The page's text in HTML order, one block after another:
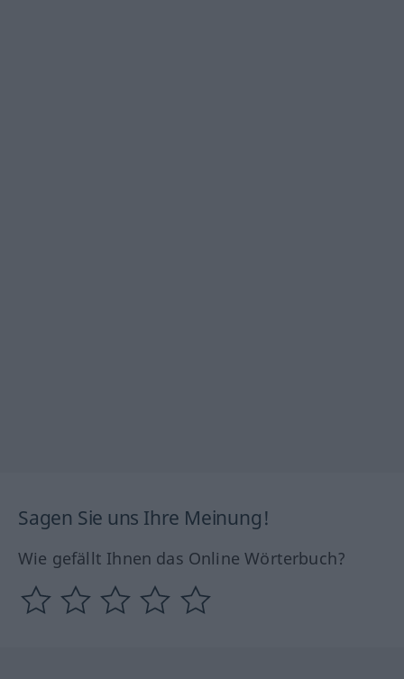
Sagen Sie uns Ihre Meinung!
Wie gefällt Ihnen das Online Wörterbuch?